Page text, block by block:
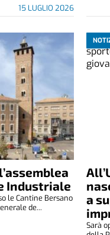
15 LUGLIO 2026
Industriale
le Cantine Bersano
de...
a
Sarà